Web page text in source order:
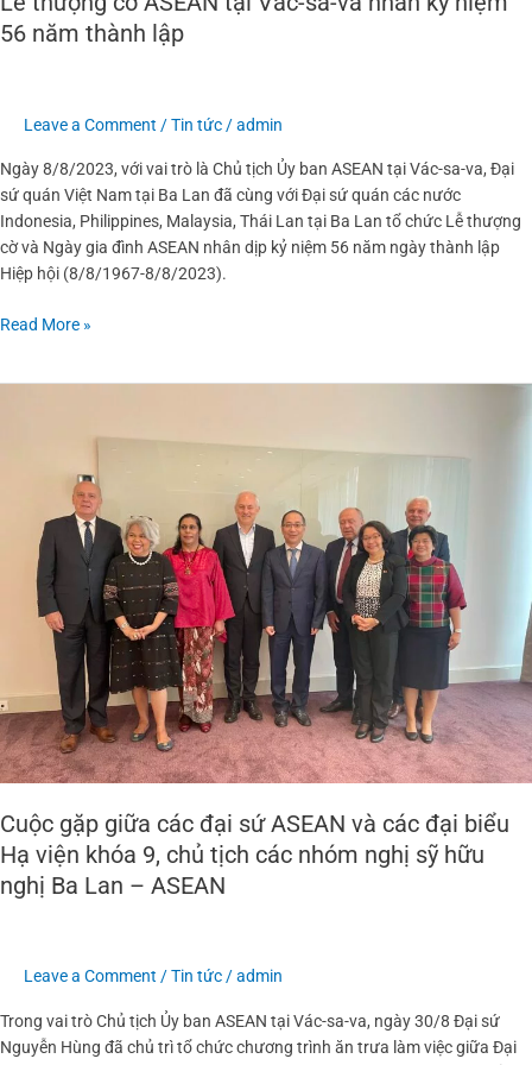
56 năm thành lập
Leave a Comment /Tin tức /admin
Ngày 8/8/2023, với vai trò là Chủ tịch Ủy ban ASEAN tại Vác-sa-va, Đại
sứ quán Việt Nam tại Ba Lan đã cùng với Đại sứ quán các nước
Indonesia, Philippines, Malaysia, Thái Lan tại Ba Lan tổ chức Lễ thượng
cờ và Ngày gia đình ASEAN nhân dịp kỷ niệm 56 năm ngày thành lập
Hiệp hội (8/8/1967-8/8/2023).
Read More »
Cuộc gặp giữa các đại sứ ASEAN và các đại biểu
Hạ viện khóa 9, chủ tịch các nhóm nghị sỹ hữu
nghị Ba Lan – ASEAN
Leave a Comment /Tin tức/admin
Trong vai trò Chủ tịch Ủy ban ASEAN tại Vác-sa-va, ngày 30/8 Đại sứ
Nguyễn Hùng đã chủ trì tổ chức chương trình ăn trưa làm việc giữa Đại
viện
khóa
9,
chủ
tịch
nhóm
nghị
nghị
Lan
–